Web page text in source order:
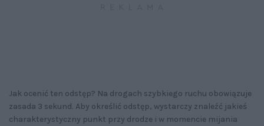
Jak ocenić ten odstęp? Na drogach szybkiego ruchu obowiązuje
zasada 3 sekund. Aby określić odstęp, wystarczy znaleźć jakieś
charakterystyczny punkt przy drodze i w momencie mijania